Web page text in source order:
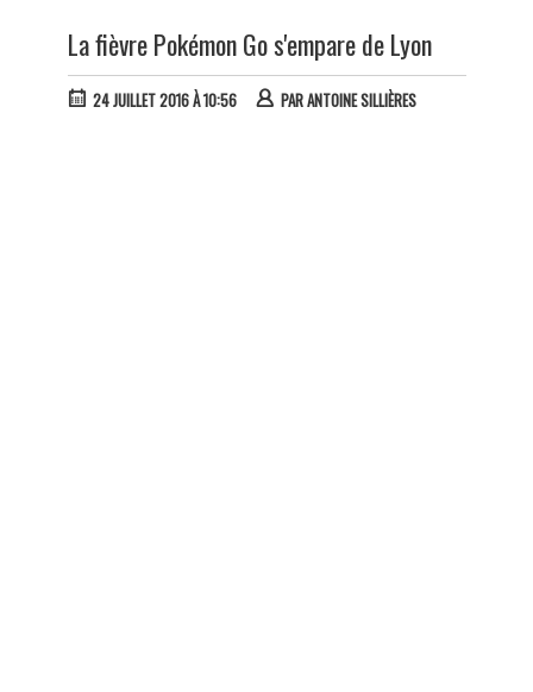
La fièvre Pokémon Go s'empare de Lyon
24 JUILLET 2016 À 10:56 PARANTOINE SILLIÈRES